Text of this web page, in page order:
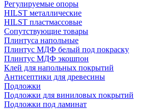
Регулируемые опоры
HILST металлические
HILST пластмассовые
Сопутствующие товары
Плинтуса напольные
Плинтус МДФ белый под покраску
Плинтус МДФ экошпон
Клей для напольных покрытий
Антисептики для древесины
Подложки
Подложки для виниловых покрытий
Подложки под ламинат